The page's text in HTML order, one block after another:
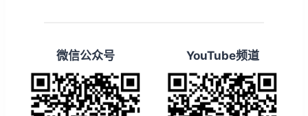
微信公众号 YouTube频道